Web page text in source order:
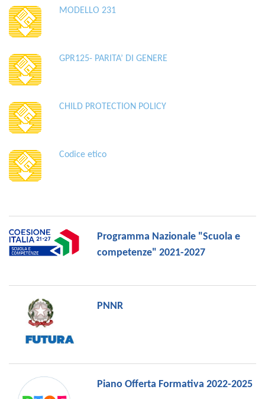
MODELLO 231
GPR125- PARITA’ DI GENERE
CHILD PROTECTION POLICY
Codice etico
Programma Nazionale "Scuola e
competenze" 2021-2027
PNNR
Piano Offerta Formativa 2022-2025